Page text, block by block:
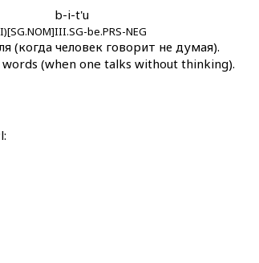
b-i-t'u
III.SG-be.PRS-NEG
(когда человек говорит не думая).
(when one talks without thinking).